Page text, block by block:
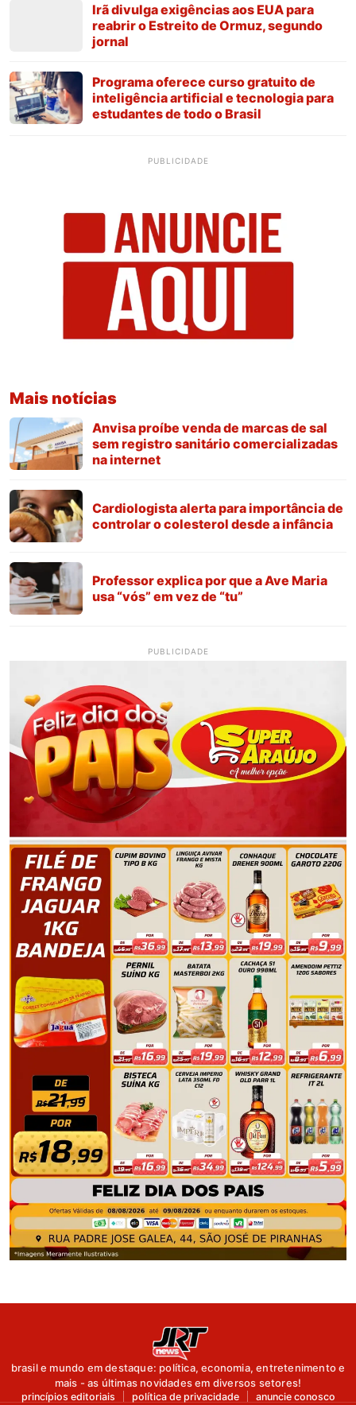
Irã divulga exigências aos EUA para
reabrir o Estreito de Ormuz, segundo
jornal
Programa oferece curso gratuito de
inteligência artificial e tecnologia para
estudantes de todo o Brasil
PUBLICIDADE
Mais notícias
Anvisa proíbe venda de marcas de sal
sem registro sanitário comercializadas
na internet
Cardiologista alerta para importância de
controlar o colesterol desde a infância
Professor explica por que a Ave Maria
usa “vós” em vez de “tu”
PUBLICIDADE
brasil e mundo em destaque: política, economia, entretenimento e
mais - as últimas novidades em diversos setores!
princípios editoriais política de privacidade anuncie conosco